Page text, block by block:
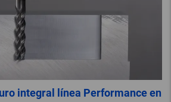
integral línea Performance en